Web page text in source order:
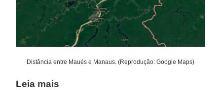
Distância entre Maués e Manaus. (Reprodução: Google Maps)
Leia mais